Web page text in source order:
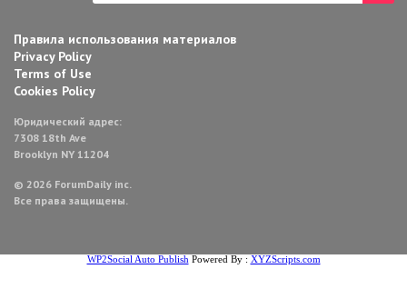
Правила использования материалов
Privacy Policy
Terms of Use
Cookies Policy
Юридический адрес:
7308 18th Ave
Brooklyn NY 11204
© 2026 ForumDaily inc.
Все права защищены.
WP2Social Auto Publish Powered By : XYZScripts.com